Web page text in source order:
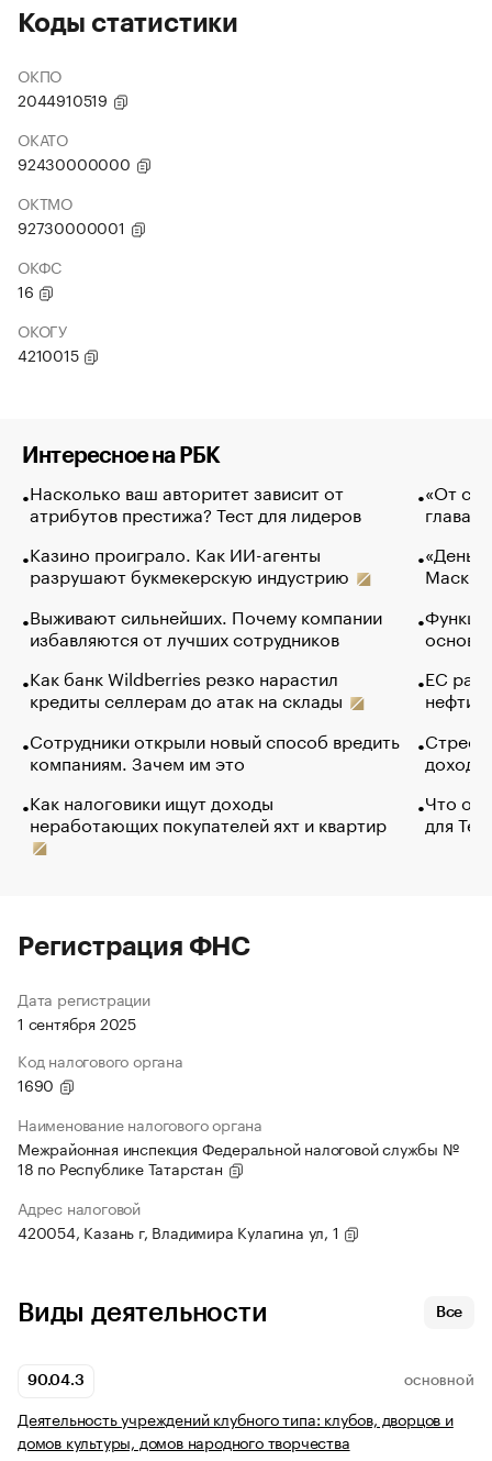
Коды статистики
ОКПО
2044910519
ОКАТО
92430000000
ОКТМО
92730000001
ОКФС
16
ОКОГУ
4210015
Интересное на РБК
Насколько ваш авторитет зависит от
атрибутов престижа? Тест для лидеров
Казино проиграло. Как ИИ-агенты
разрушают букмекерскую индустрию
Выживают сильнейших. Почему компании
избавляются от лучших сотрудников
Как банк Wildberries резко нарастил
кредиты селлерам до атак на склады
Сотрудники открыли новый способ вредить
компаниям. Зачем им это
Как налоговики ищут доходы
неработающих покупателей яхт и квартир
«От
глава
Маск в
основ
ЕС
нефти
Что
для
Регистрация ФНС
Дата регистрации
1 сентября 2025
Код налогового органа
1690
Наименование налогового органа
Межрайонная инспекция Федеральной налоговой службы №
18 по Республике Татарстан
Адрес налоговой
420054, Казань г, Владимира Кулагина ул, 1
Виды деятельности Все
90.04.3 ОСНОВНОЙ
Деятельность учреждений клубного типа: клубов, дворцов и
домов культуры, домов народного творчества